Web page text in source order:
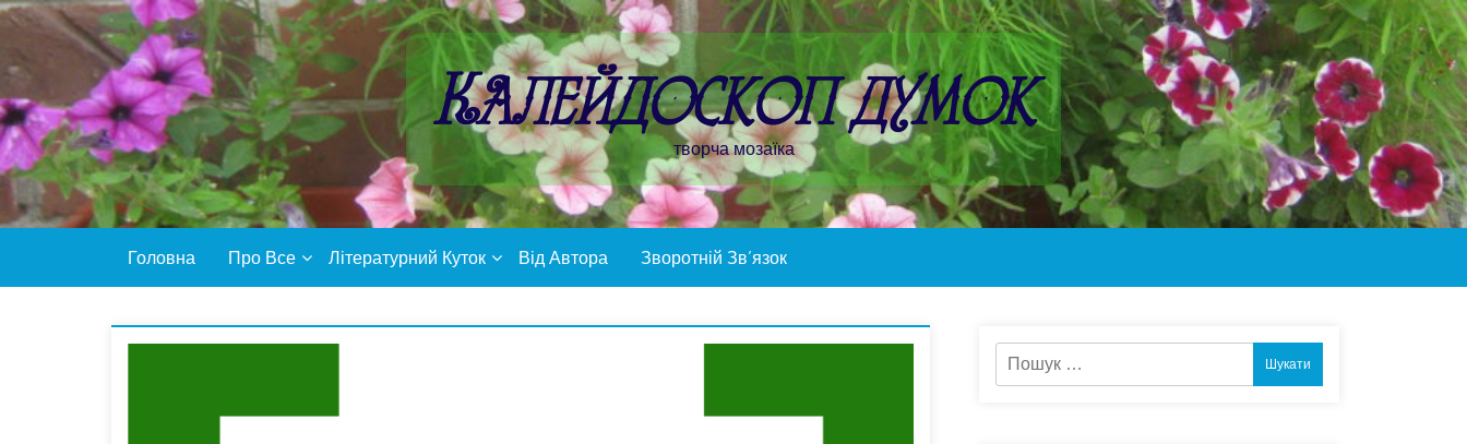
Пропустити
контент
Калейдоскоп думок
творча мозаїка
Головна Про Все Літературний Куток Від Автора Зворотній Зв’язок
Пошук: